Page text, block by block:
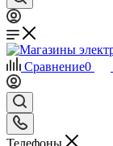
Сравнение0
Телефоны